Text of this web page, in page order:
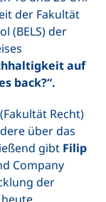
der Fakultät
(BELS) der
auf
back?“.
(Fakultät Recht)
über das
gibt Filip
Company
der